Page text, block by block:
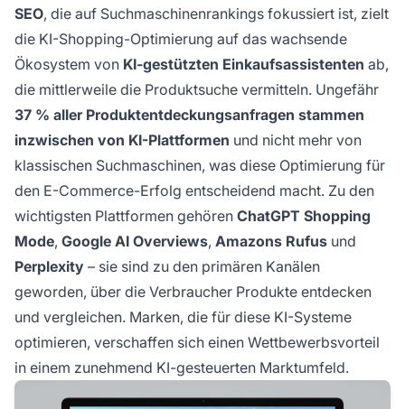
Datenqualität und Relevanzsignalen auswählen
und empfehlen. Für den Erfolg sind
vollständige Produktfeeds, die
Implementierung strukturierter Daten und auf
KI-Algorithmen zugeschnittene
Inhaltsstrategien erforderlich.
SEO, die auf Suchmaschinenrankings fokussiert ist, zielt
die KI-Shopping-Optimierung auf das wachsende
Ökosystem von KI-gestützten Einkaufsassistenten ab,
die mittlerweile die Produktsuche vermitteln. Ungefähr
37 % aller Produktentdeckungsanfragen stammen
inzwischen von KI-Plattformen und nicht mehr von
klassischen Suchmaschinen, was diese Optimierung für
den E-Commerce-Erfolg entscheidend macht. Zu den
wichtigsten Plattformen gehören ChatGPT Shopping
Mode, Google AI Overviews, Amazons Rufus und
Perplexity – sie sind zu den primären Kanälen
geworden, über die Verbraucher Produkte entdecken
und vergleichen. Marken, die für diese KI-Systeme
optimieren, verschaffen sich einen Wettbewerbsvorteil
in einem zunehmend KI-gesteuerten Marktumfeld.